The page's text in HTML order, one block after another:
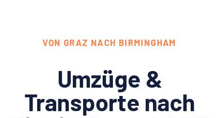
VON GRAZ NACH BIRMINGHAM
Umzüge &
Transporte nach